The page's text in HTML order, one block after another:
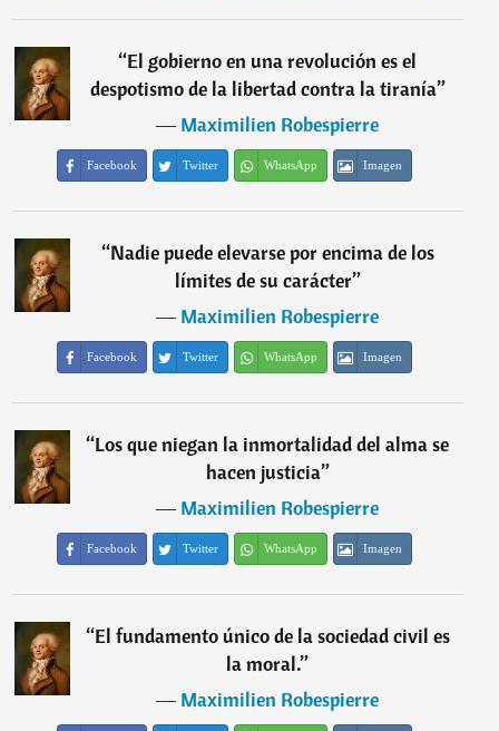
“El gobierno en una revolución es el
despotismo de la libertad contra la tiranía”
―Maximilien Robespierre
Facebook Twitter WhatsApp Imagen
“Nadie puede elevarse por encima de los
límites de su carácter”
―Maximilien Robespierre
Facebook Twitter WhatsApp Imagen
“Los que niegan la inmortalidad del alma se
hacen justicia”
―Maximilien Robespierre
Facebook Twitter WhatsApp Imagen
“El fundamento único de la sociedad civil es
la moral.”
―Maximilien Robespierre